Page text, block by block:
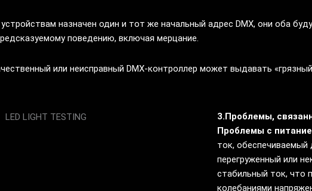
назначен один и тот же начальный адрес DMX, они оба
поведению, включая мерцание.
или неисправный DMX-контроллер может выдавать
3.Проблемы,
Проблемы с
ток, обеспечиваемый
перегруженный или
стабильный ток, что
колебаниями